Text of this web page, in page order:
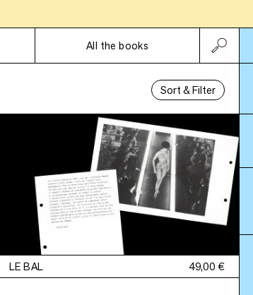
All the books
Subscriptions
Sort & Filter
LE BAL 49,00 €